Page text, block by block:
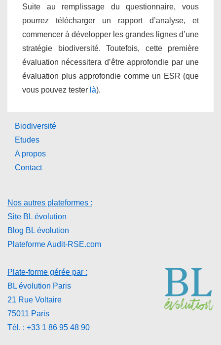
Suite au remplissage du questionnaire, vous
pourrez télécharger un rapport d’analyse, et
commencer à développer les grandes lignes d’une
stratégie biodiversité. Toutefois, cette première
évaluation nécessitera d’être approfondie par une
évaluation plus approfondie comme un ESR (que
vous pouvez tester là).
Biodiversité
Etudes
A propos
Contact
Nos autres plateformes :
Site BL évolution
Blog BL évolution
Plateforme Audit-RSE.com
Plate-forme gérée par :
BL évolution Paris
21 Rue Voltaire
75011 Paris
Tél. : +33 1 86 95 48 90